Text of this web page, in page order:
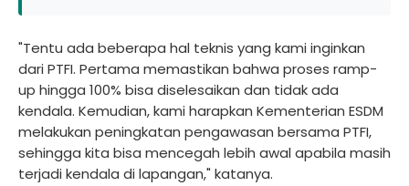
"Tentu ada beberapa hal teknis yang kami inginkan
dari PTFI. Pertama memastikan bahwa proses ramp-
up hingga 100% bisa diselesaikan dan tidak ada
kendala. Kemudian, kami harapkan Kementerian ESDM
melakukan peningkatan pengawasan bersama PTFI,
sehingga kita bisa mencegah lebih awal apabila masih
terjadi kendala di lapangan," katanya.